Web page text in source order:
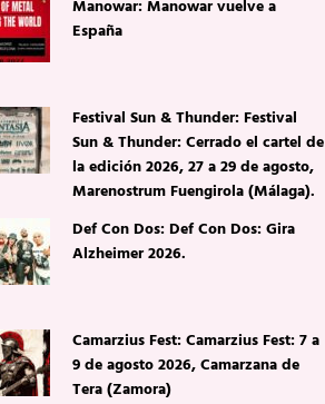
Manowar: Manowar vuelve a
España
Festival Sun & Thunder: Festival
Sun & Thunder: Cerrado el cartel de
la edición 2026, 27 a 29 de agosto,
Marenostrum Fuengirola (Málaga).
Def Con Dos: Def Con Dos: Gira
Alzheimer 2026.
Camarzius Fest: Camarzius Fest: 7 a
9 de agosto 2026, Camarzana de
Tera (Zamora)